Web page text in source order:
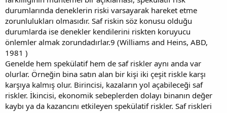
durumlarında deneklerin riski varsayarak hareket etme
zorunlulukları olmasıdır. Saf riskin söz konusu olduğu
durumlarda ise denekler kendilerini riskten koruyucu
önlemler almak zorundadırlar.9 (Williams and Heins, ABD,
1981 )
Genelde hem spekülatif hem de saf riskler aynı anda var
olurlar. Örneğin bina satın alan bir kişi iki çeşit riskle karşı
karşıya kalmış olur. Birincisi, kazaların yol açabileceği saf
riskler. İkincisi, ekonomik sebeplerden dolayı binanın değer
kaybı ya da kazancını etkileyen spekülatif riskler. Saf riskleri